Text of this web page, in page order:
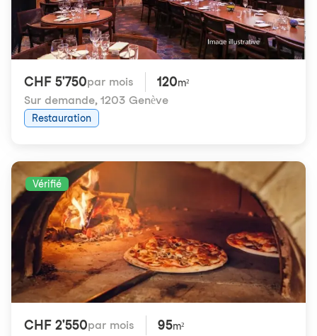
CHF 5'750par mois 120m²
Sur demande, 1203 Genève
Restauration
Vérifié
CHF 2'550par mois 95m²